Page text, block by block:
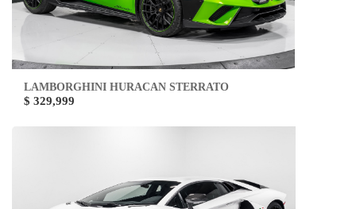
LAMBORGHINI HURACAN STERRATO
$ 329,999